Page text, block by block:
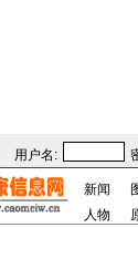
用户名:
新闻
人物